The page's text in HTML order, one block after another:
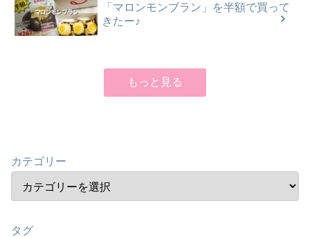
「マロンモンブラン」を半額で買って
きたー♪
もっと見る
カテゴリー
タグ